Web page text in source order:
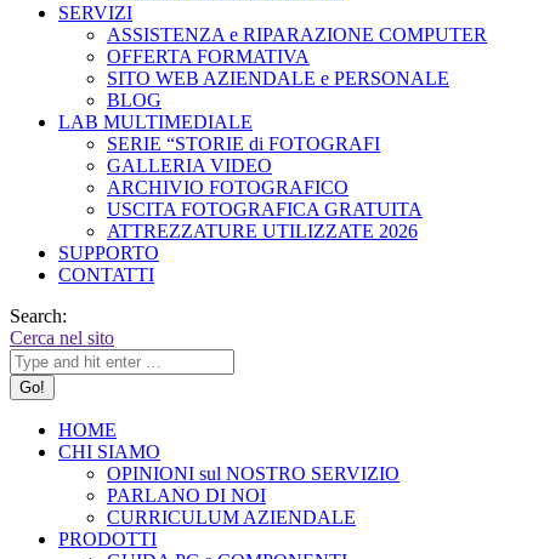
SERVIZI
ASSISTENZA e RIPARAZIONE COMPUTER
OFFERTA FORMATIVA
SITO WEB AZIENDALE e PERSONALE
BLOG
LAB MULTIMEDIALE
SERIE “STORIE di FOTOGRAFI
GALLERIA VIDEO
ARCHIVIO FOTOGRAFICO
USCITA FOTOGRAFICA GRATUITA
ATTREZZATURE UTILIZZATE 2026
SUPPORTO
CONTATTI
Search:
Cerca nel sito
HOME
CHI SIAMO
OPINIONI sul NOSTRO SERVIZIO
PARLANO DI NOI
CURRICULUM AZIENDALE
PRODOTTI